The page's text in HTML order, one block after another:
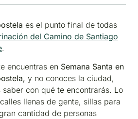
es el punto final de todas
del Camino de Santiago
.
encuentras en Semana Santa en
y no conoces la ciudad,
con qué te encontrarás. Lo
llenas de gente, sillas para
cantidad de personas